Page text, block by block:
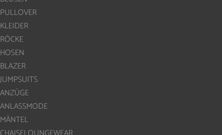
PULLOVER
KLEIDER
RÖCKE
HOSEN
BLAZER
JUMPSUITS
ANZÜGE
ANLASSMODE
MÄNTEL